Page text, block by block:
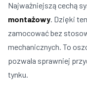
Najważniejszą cechą
montażowy. Dzięki
zamocować bez
mechanicznych. To
pozwala sprawniej
tynku.